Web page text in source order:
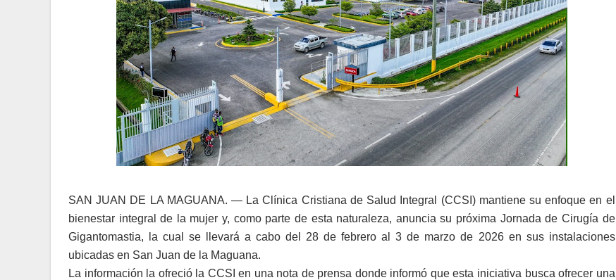
SAN JUAN DE LA MAGUANA. — La Clínica Cristiana de Salud Integral (CCSI) mantiene su enfoque en el
bienestar integral de la mujer y, como parte de esta naturaleza, anuncia su próxima Jornada de Cirugía de
Gigantomastia, la cual se llevará a cabo del 28 de febrero al 3 de marzo de 2026 en sus instalaciones
ubicadas en San Juan de la Maguana.
La información la ofreció la CCSI en una nota de prensa donde informó que esta iniciativa busca ofrecer una